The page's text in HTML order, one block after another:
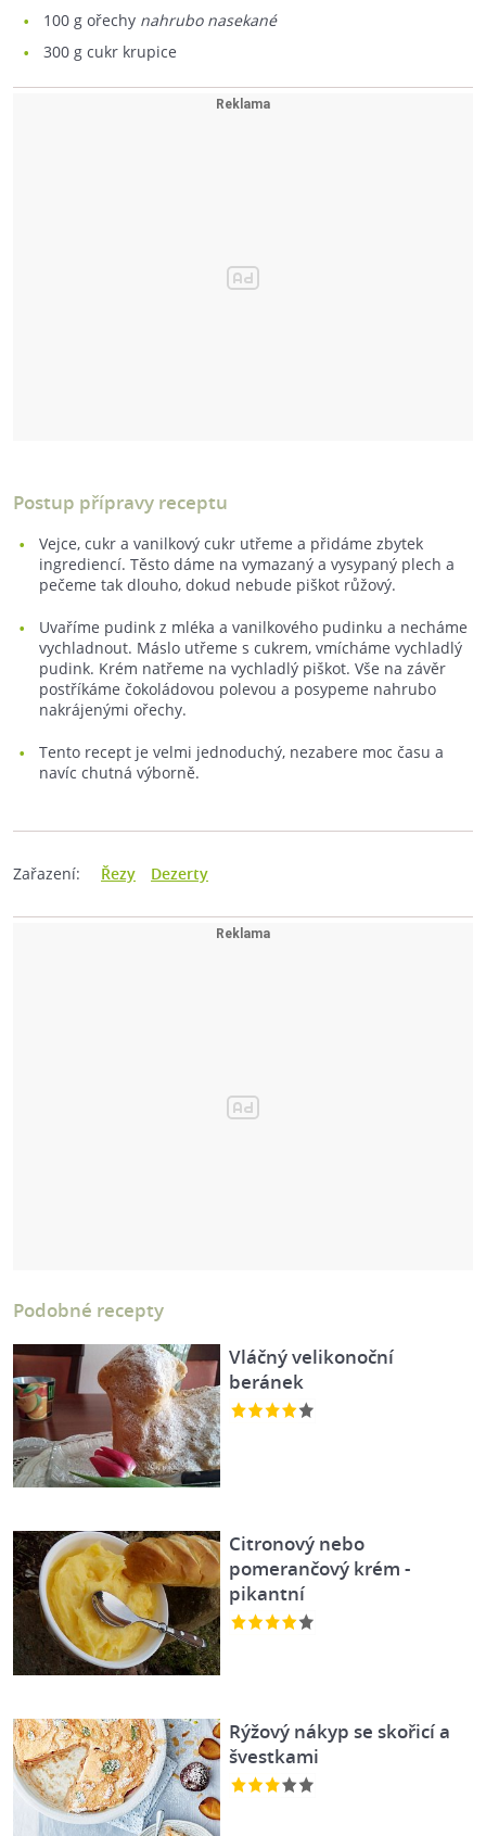
100 g ořechy nahrubo nasekané
300 g cukr krupice
Postup přípravy receptu
Vejce, cukr a vanilkový cukr utřeme a přidáme zbytek
ingrediencí. Těsto dáme na vymazaný a vysypaný plech a
pečeme tak dlouho, dokud nebude piškot růžový.
Uvaříme pudink z mléka a vanilkového pudinku a necháme
vychladnout. Máslo utřeme s cukrem, vmícháme vychladlý
pudink. Krém natřeme na vychladlý piškot. Vše na závěr
postříkáme čokoládovou polevou a posypeme nahrubo
nakrájenými ořechy.
Tento recept je velmi jednoduchý, nezabere moc času a
navíc chutná výborně.
Zařazení: Řezy Dezerty
Podobné recepty
Vláčný velikonoční
beránek
Citronový nebo
pomerančový krém -
pikantní
Rýžový nákyp se skořicí a
švestkami